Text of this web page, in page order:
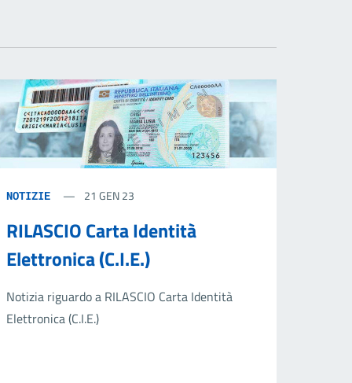
NOTIZIE 21 GEN 23
RILASCIO Carta Identità
Elettronica (C.I.E.)
Notizia riguardo a RILASCIO Carta Identità
Elettronica (C.I.E.)